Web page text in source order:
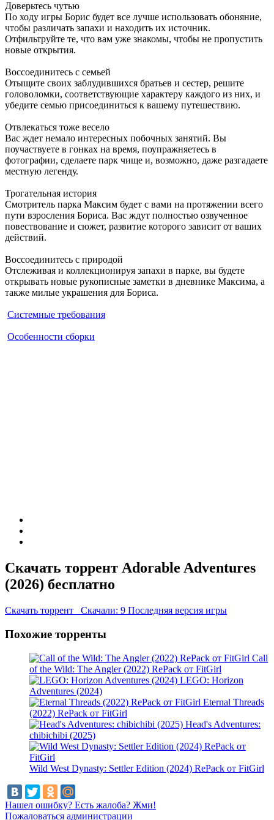
Доверьтесь чутью
По ходу игры Борис будет все лучше использовать обоняние,
чтобы различать запахи и находить их источник.
Отфильтруйте те, что вам уже знакомы, чтобы не пропустить
новые открытия.
Воссоединитесь с семьей
Отыщите своих заблудившихся братьев и сестер, решите
головоломки, соответствующие характеру каждого из них, и
убедите семью присоединиться к вашему путешествию.
Отвлекаться тоже весело
Вас ждет немало интересных побочных занятий. Вы
поучаствуете в гонках на время, поупражняетесь в
фотографии, сделаете парк чище и, возможно, даже разгадаете
местную легенду.
Трогательная история
Смотритель парка Максим будет с вами на протяжении всего
пути взросления Бориса. Вас ждут полностью озвученное
повествование и сюжет, развитие которого зависит от ваших
действий.
Воссоединитесь с природой
Отслеживая и коллекционируя запахи в парке, вы будете
открывать новые рукописные заметки в дневнике Максима, а
также милые украшения для Бориса.
Системные требования
Особенности сборки
Скачать торрент Adorable Adventures
(2026) бесплатно
Скачать торрент Скачали: 9 Последняя версия игры
Похожие торренты
Call
of the Wild: The Angler (2022) RePack от FitGirl
LEGO: Horizon
Adventures (2024)
Eternal Threads
(2022) RePack от FitGirl
Head's Adventures:
chibichibi (2025)
Wild West Dynasty: Settler Edition (2024) RePack от FitGirl
Нашел ошибку? Есть жалоба? Жми!
Пожаловаться администрации